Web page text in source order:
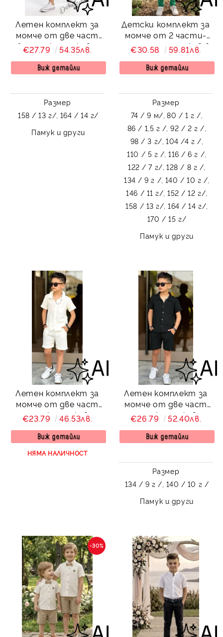
Летен комплект за
момче от две част
блуза с къс ръкав и
къси панталони в
екрю
€27.79 54.35лв.
Виж детайли
Размер
158 / 13 г/, 164 / 14 г/
Памук и други
Детски комплект за
момче от 2 части-
риза с дълъг ръкав в
бяло без яка с
копчета до долу в
€30.58 59.81лв.
Виж детайли
Размер
74 / 9 м/, 80 / 1 г /,
86 / 1,5 г /, 92 / 2 г /,
98 / 3 г/, 104 /4 г /,
110 / 5 г /, 116 / 6 г /,
122 / 7 г/, 128 / 8 г /,
134 / 9 г /, 140 / 10 г /,
146 / 11 г/, 152 / 12 г/,
158 / 13 г/, 164 / 14 г/,
170 / 15 г/
Памук и други
Летен комплект за
момче от две част
риза с къс ръкав и
къси панталони в
бяло
€23.79 46.53лв.
Виж детайли
НЯМА НАЛИЧНОСТ
Летен комплект за
момче от две част
риза с къс ръкав и
къси панталони в
черно
€26.79 52.40лв.
Виж детайли
Размер
134 / 9 г /, 140 / 10 г /
Памук и други
-30%